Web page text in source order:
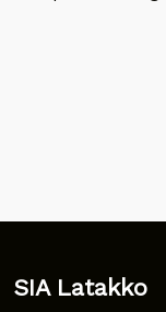
SIA Latakko